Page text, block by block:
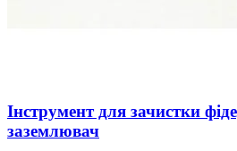
Інструмент для зачистки
заземлювач